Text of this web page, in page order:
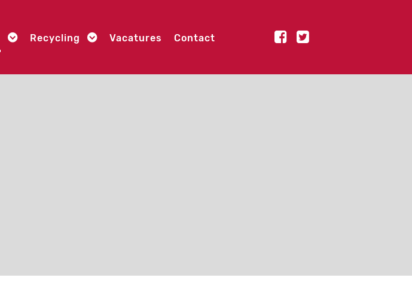
Recycling Vacatures Contact